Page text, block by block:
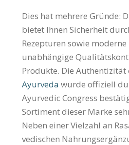
Dies hat mehrere Gründe:
bietet Ihnen Sicherheit
Rezepturen sowie moderne
unabhängige
Produkte. Die Authen­tizität
Ayur­veda wurde offi­ziell
Ayurvedic Con­gress
Sorti­ment dieser Marke
Neben einer Viel­zahl an
vedischen